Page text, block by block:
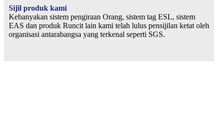
Sijil produk kami
Kebanyakan sistem pengiraan Orang, sistem tag ESL, sistem
EAS dan produk Runcit lain kami telah lulus pensijilan ketat oleh
organisasi antarabangsa yang terkenal seperti SGS.